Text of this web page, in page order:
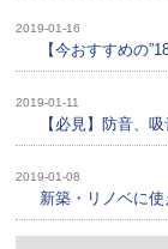
2019-01-16
【今おすすめの
2019-01-11
【必見】防音、
2019-01-08
新築・リノベに